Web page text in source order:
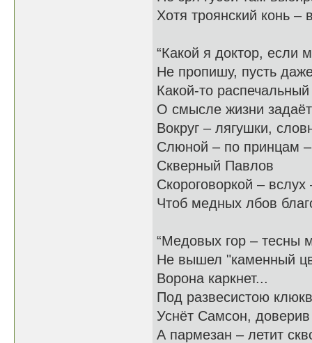
Хотя троянский конь –
“Какой я доктор, если
Не пропишу, пусть
Какой-то
О смысле жизни
Вокруг – лягушки,
Слюной – по принцам –
Скверный Павлов
Скороговоркой – вслух
Чтоб медных лбов
“Медовых гор – тесны
Не вышел "каменный
Ворона каркнет...
Под развесистою
Уснёт Самсон,
А пармезан – летит